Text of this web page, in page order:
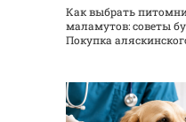
Как выбрать
маламутов: советы
Покупка